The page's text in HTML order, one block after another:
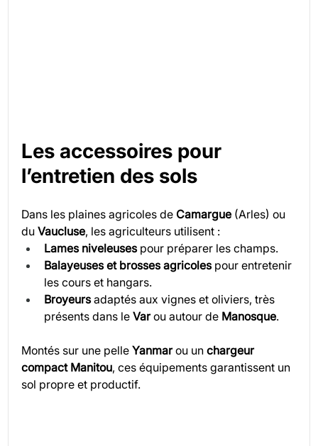
Les accessoires pour
l’entretien des sols
Dans les plaines agricoles de Camargue (Arles) ou
du Vaucluse, les agriculteurs utilisent :
Lames niveleuses pour préparer les champs.
Balayeuses et brosses agricoles pour entretenir
les cours et hangars.
Broyeurs adaptés aux vignes et oliviers, très
présents dans le Var ou autour de Manosque.
Montés sur une pelle Yanmar ou un chargeur
compact Manitou, ces équipements garantissent un
sol propre et productif.